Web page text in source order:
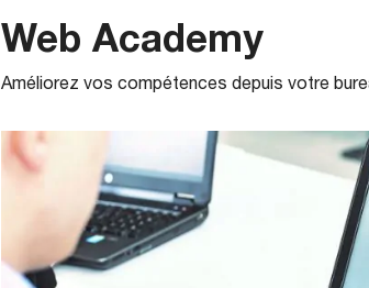
Web Academy
Améliorez vos compétences depuis votre